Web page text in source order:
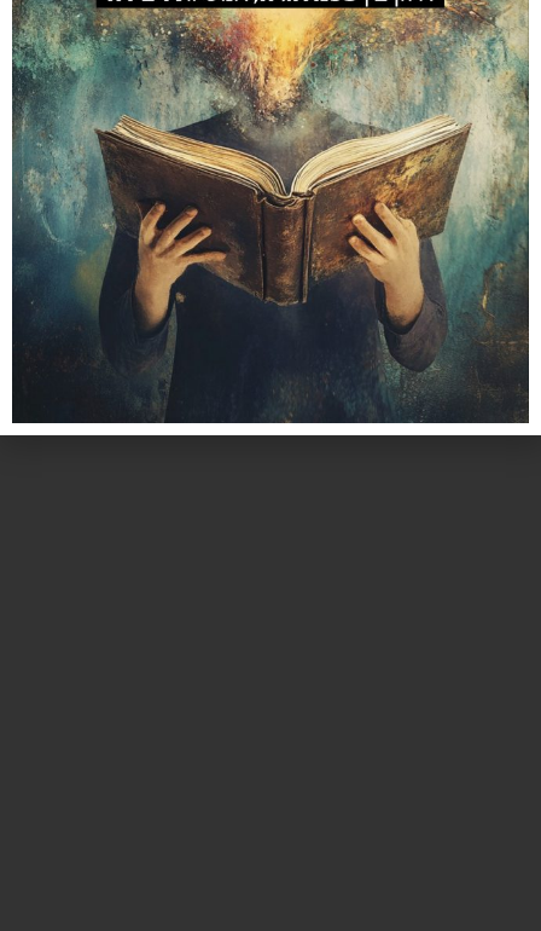
Amir Luz's EDUCATION site
מאמר ביוגרפיה אמיר #100 אלמנטור #469
הספר
אלמנטור #559
אלמנטור #845 קיור
חינוך דיגיטלי
2026
כל הזכויות שמורות